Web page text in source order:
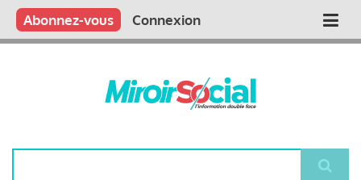
Aller
contenu
Main
Qui sommes nous ?
Vous publiez
Nous publions
Contactez-nous
Abonnez-vous Connexion